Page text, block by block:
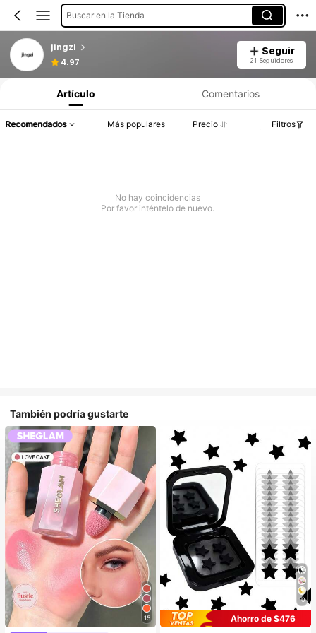
Buscar en la Tienda
jingzi
4.97
Seguir
21 Seguidores
Artículo Comentarios
Recomendados Más populares Precio Filtros
No hay coincidencias
Por favor inténtelo de nuevo.
También podría gustarte
15
10
Ahorro de $476